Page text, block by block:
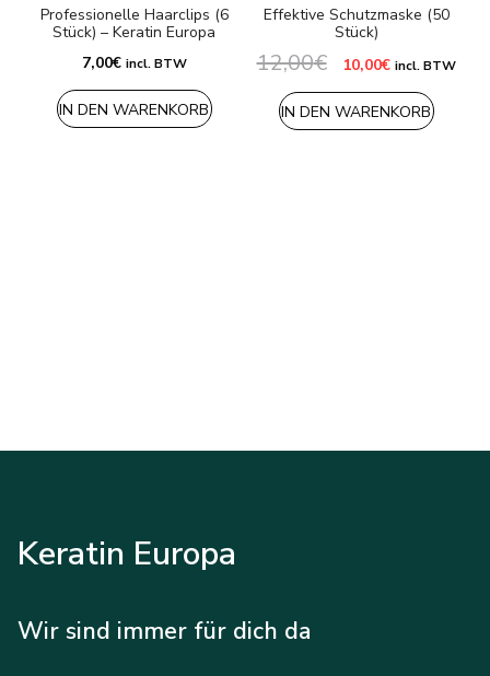
Professionelle Haarclips (6
Stück) – Keratin Europa
7,00€ incl. BTW
IN DEN WARENKORB
Effektive Schutzmaske (50
Stück)
12,00€ Ursprünglicher
Preis
war:
12,00€
10,00€Aktueller
ist:
10,00€.
incl. BTW
IN DEN WARENKORB
Keratin Europa
Wir sind immer für dich da